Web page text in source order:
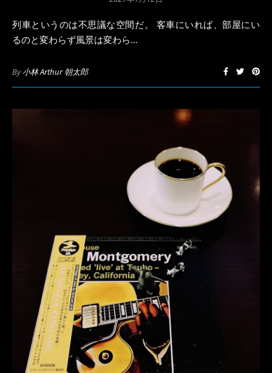
列車というのは不思議な空間だ。 客車にいれば、部屋にい
るのと変わらず風景は変わら…
By小林 Arthur 朝太郎